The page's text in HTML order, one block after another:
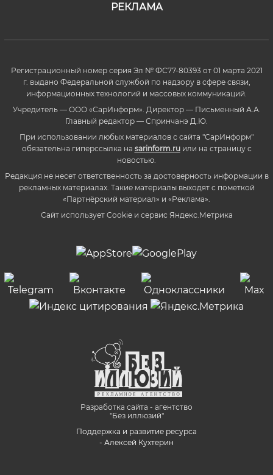
РЕКЛАМА
Регистрационный номер серия Эл № ФС77-80393 от 01 марта 2021
г. выдано Федеральной службой по надзору в сфере связи,
информационных технологий и массовых коммуникаций.
Учредитель — ООО «СарИнформ». Директор — Письменный А.А.
Главный редактор — Спринчанэ Д.Ю.
При использовании любых материалов с сайта "СарИнформ"
обязательна гиперссылка на sarinform.ruили на страницу с
новостью.
Редакция не несет ответственность за достоверность информации в
рекламных материалах. Такие материалы выходят с пометкой
«Партнёрский материал» и «Реклама».
Сайт использует Cookie и сервиc Яндекс.Метрика
Разработка сайта - агентство
"Без иллюзий"
Поддержка и развитие ресурса
- Алексей Кухтерин